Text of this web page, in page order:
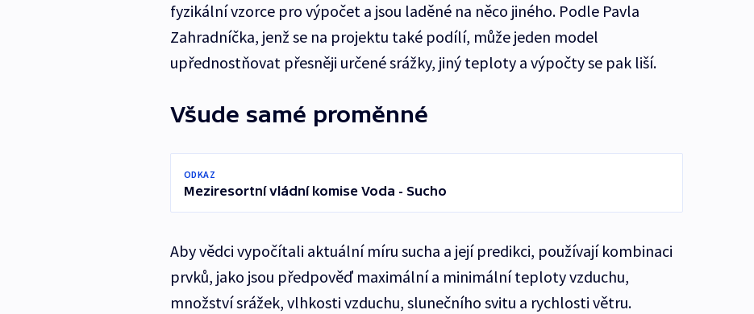
fyzikální vzorce pro výpočet a jsou laděné na něco jiného. Podle Pavla
Zahradníčka, jenž se na projektu také podílí, může jeden model
upřednostňovat přesněji určené srážky, jiný teploty a výpočty se pak liší.
Všude samé proměnné
ODKAZ
Meziresortní vládní komise Voda - Sucho
Aby vědci vypočítali aktuální míru sucha a její predikci, používají kombinaci
prvků, jako jsou předpověď maximální a minimální teploty vzduchu,
množství srážek, vlhkosti vzduchu, slunečního svitu a rychlosti větru.